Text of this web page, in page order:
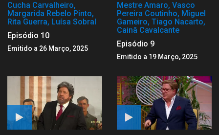
Cucha Carvalheiro,
Margarida Rebelo Pinto,
Rita Guerra, Luísa Sobral
Episódio 10
Emitido a 26 Março, 2025
Mestre Amaro, Vasco
Pereira Coutinho, Miguel
Gameiro, Tiago Nacarto,
Cainã Cavalcante
Episódio 9
Emitido a 19 Março, 2025